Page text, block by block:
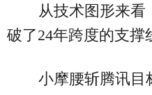
从技术图形来看
破了24年跨度的支撑
小摩腰斩腾讯目